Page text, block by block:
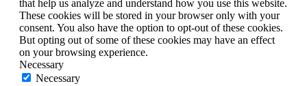
that help us analyze and understand how you use this website.
These cookies will be stored in your browser only with your
consent. You also have the option to opt-out of these cookies.
But opting out of some of these cookies may have an effect
on your browsing experience.
Necessary
Necessary